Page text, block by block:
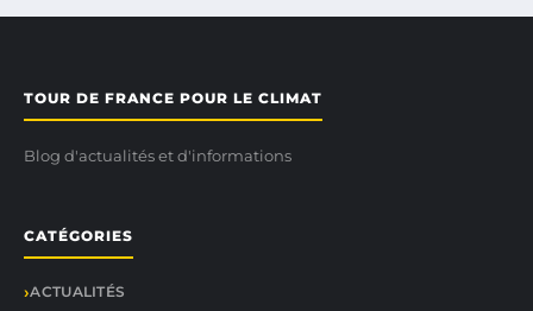
TOUR DE FRANCE POUR LE CLIMAT
Blog d'actualités et d'informations
CATÉGORIES
ACTUALITÉS